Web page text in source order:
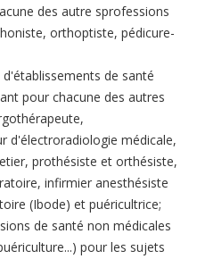
des autre sprofessions
orthoptiste, pédicure-
de santé
pour chacune des autres
d'électroradiologie médicale,
prothésiste et orthésiste,
infirmier anesthésiste
(Ibode) et puéricultrice;
de santé non médicales
pour les sujets